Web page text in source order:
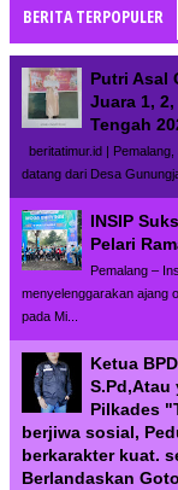
BERITA TERPOPULER
Putri Asal
Juara 1,
Tengah
beritatimur.id |
datang dari Desa
INSIP
Pelari
Pemalang –
menyelenggarakan ajang
pada Mi...
Ketua
S.Pd,Atau
Pilkades
berjiwa sosial,
berkarakter kuat.
Berlandaskan